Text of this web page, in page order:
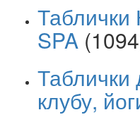
Таблички
SPA
Таблички
клубу,